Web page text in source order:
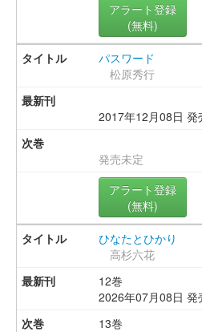
アラート登録
(無料)
パスワード
松原秀行
2017年12月08日 発
発売未定
アラート登録
(無料)
ひなたとひかり
高杉六花
12巻
2026年07月08日 発
13巻